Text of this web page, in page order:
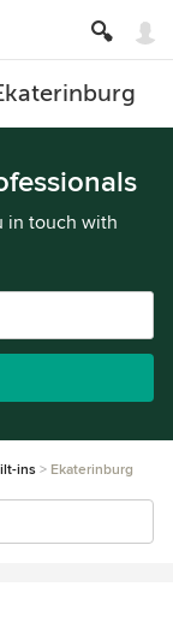
in touch with
ins Ekaterinburg